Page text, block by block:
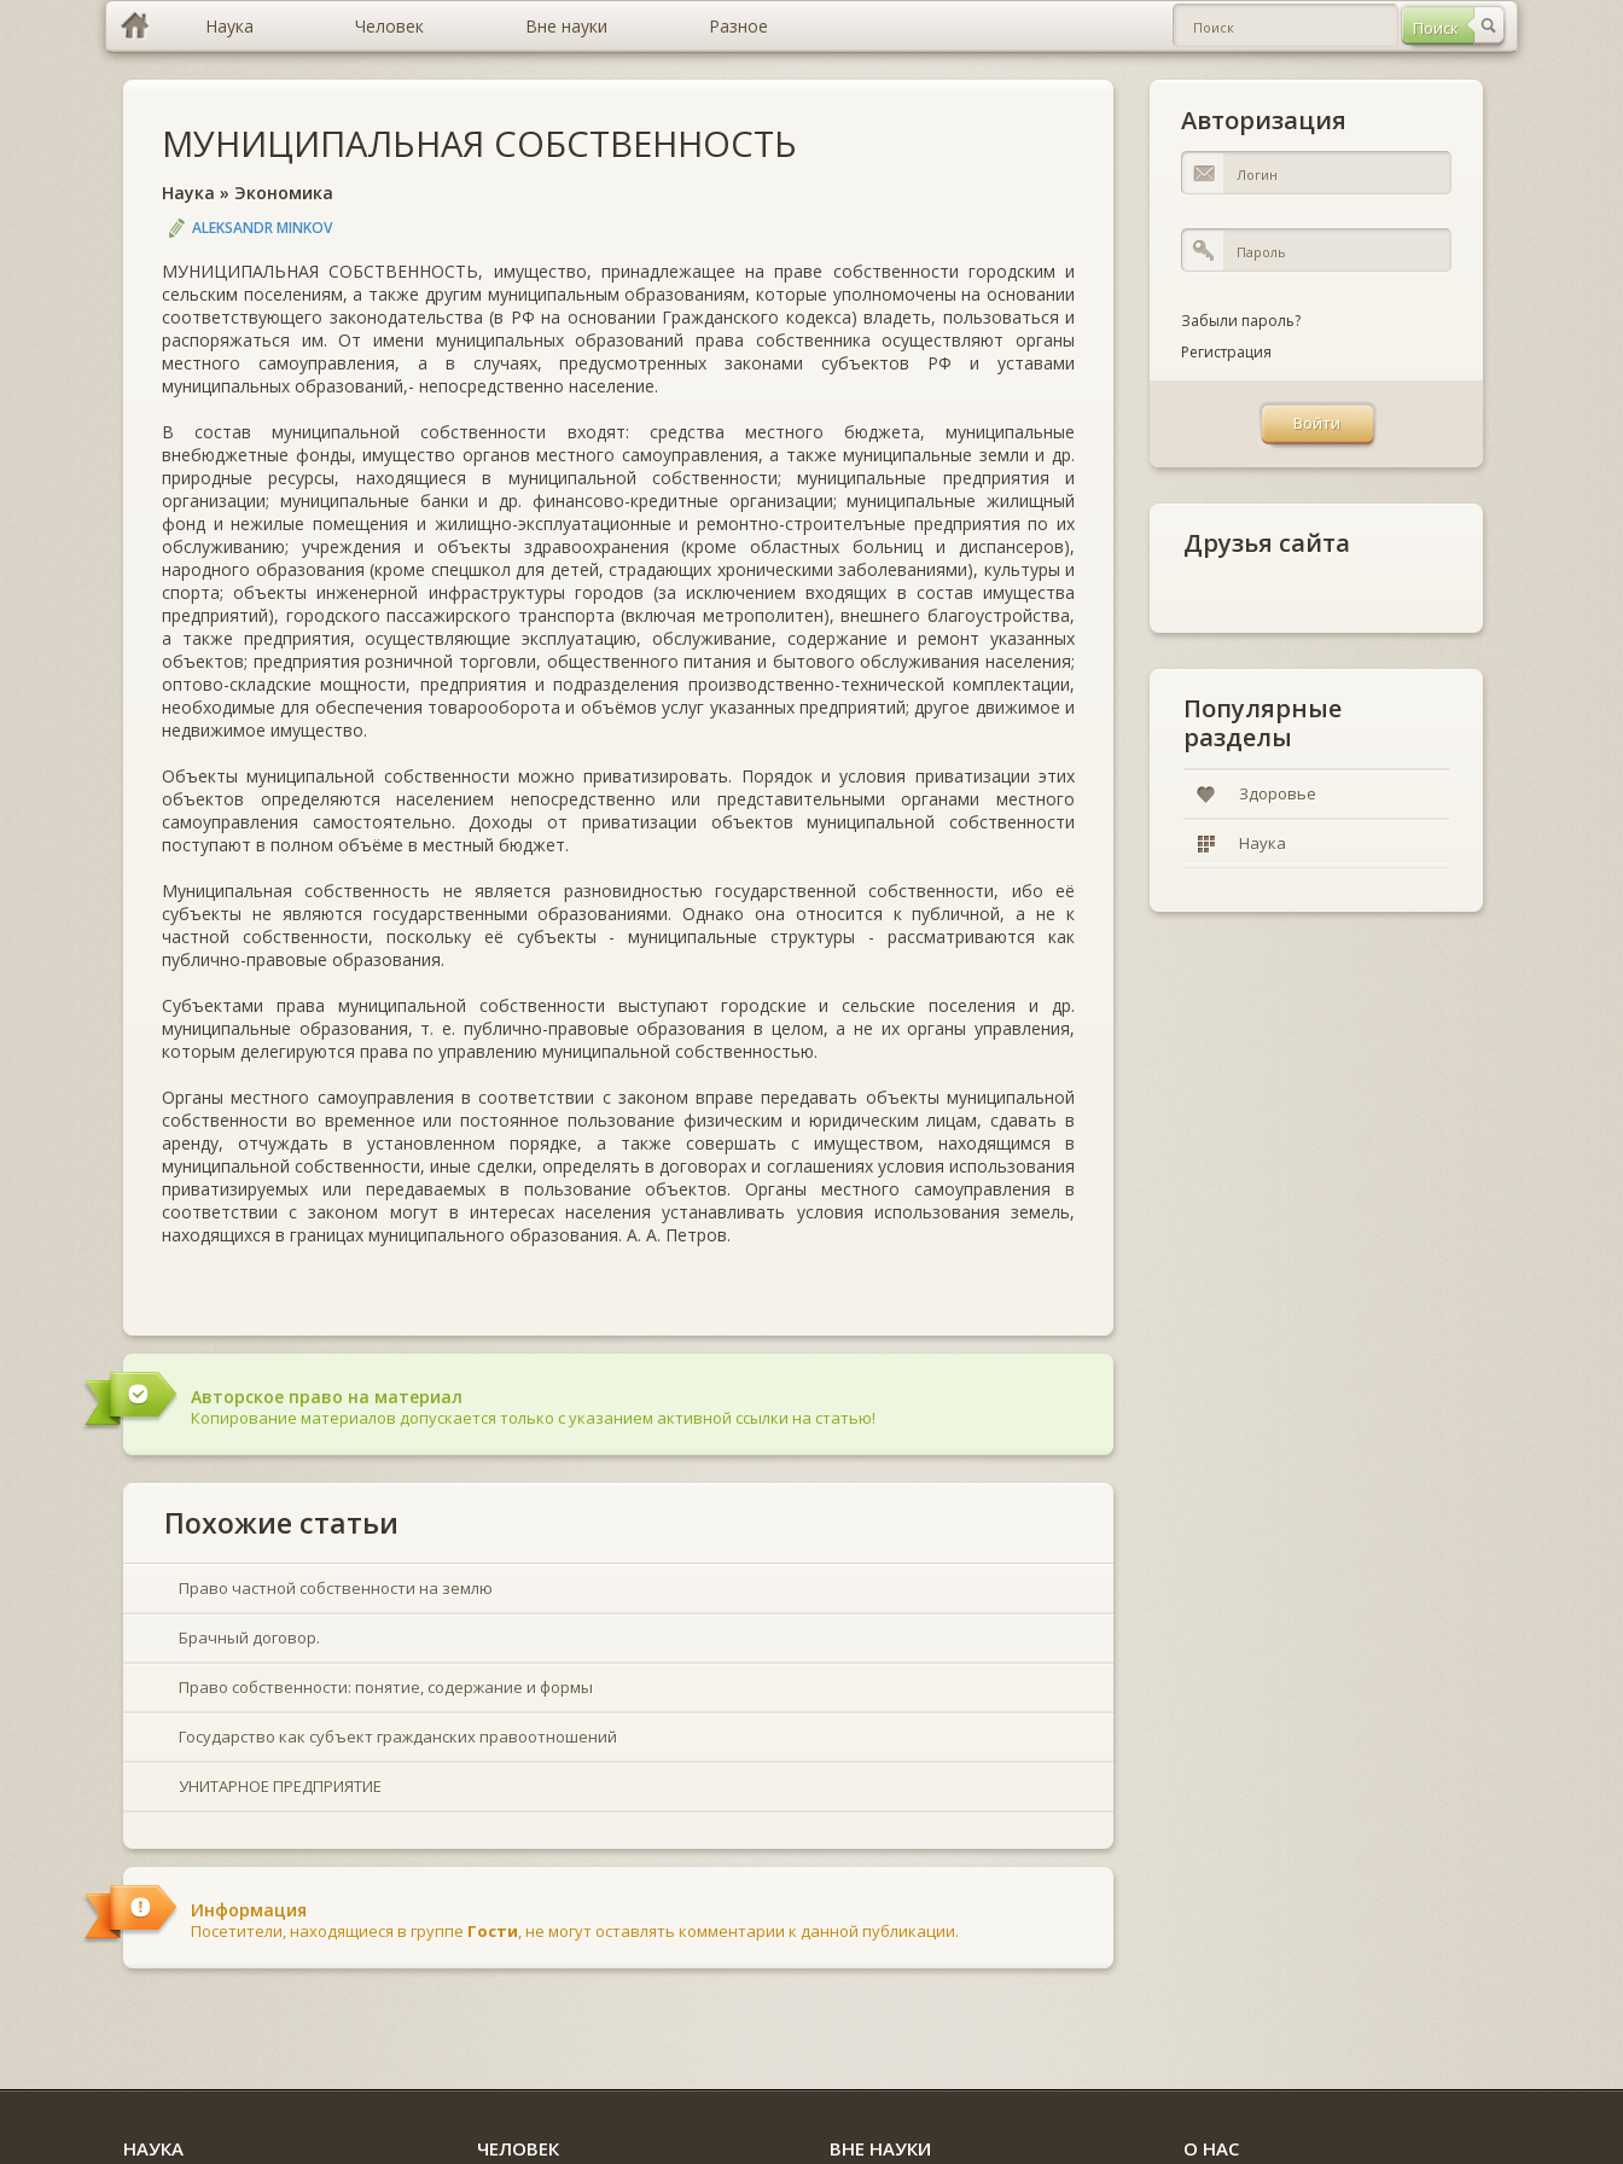
Наука Человек Вне науки Разное
МУНИЦИПАЛЬНАЯ СОБСТВЕННОСТЬ
Наука » Экономика
ALEKSANDR MINKOV
МУНИЦИПАЛЬНАЯ СОБСТВЕННОСТЬ, имущество, принадлежащее на праве собственности городским и
сельским поселениям, а также другим муниципальным образованиям, которые уполномочены на основании
соответствующего законодательства (в РФ на основании Гражданского кодекса) владеть, пользоваться и
распоряжаться им. От имени муниципальных образований права собственника осуществляют органы
местного самоуправления, а в случаях, предусмотренных законами субъектов РФ и уставами
муниципальных образований,- непосредственно население.
В состав муниципальной собственности входят: средства местного бюджета, муниципальные
внебюджетные фонды, имущество органов местного самоуправления, а также муниципальные земли и др.
природные ресурсы, находящиеся в муниципальной собственности; муниципальные предприятия и
организации; муниципальные банки и др. финансово-кредитные организации; муниципальные жилищный
фонд и нежилые помещения и жилищно-эксплуатационные и ремонтно-строителъные предприятия по их
обслуживанию; учреждения и объекты здравоохранения (кроме областных больниц и диспансеров),
народного образования (кроме спецшкол для детей, страдающих хроническими заболеваниями), культуры и
спорта; объекты инженерной инфраструктуры городов (за исключением входящих в состав имущества
предприятий), городского пассажирского транспорта (включая метрополитен), внешнего благоустройства,
а также предприятия, осуществляющие эксплуатацию, обслуживание, содержание и ремонт указанных
объектов; предприятия розничной торговли, общественного питания и бытового обслуживания населения;
оптово-складские мощности, предприятия и подразделения производственно-технической комплектации,
необходимые для обеспечения товарооборота и объёмов услуг указанных предприятий; другое движимое и
недвижимое имущество.
Объекты муниципальной собственности можно приватизировать. Порядок и условия приватизации этих
объектов определяются населением непосредственно или представительными органами местного
самоуправления самостоятельно. Доходы от приватизации объектов муниципальной собственности
поступают в полном объёме в местный бюджет.
Муниципальная собственность не является разновидностью государственной собственности, ибо её
субъекты не являются государственными образованиями. Однако она относится к публичной, а не к
частной собственности, поскольку её субъекты - муниципальные структуры - рассматриваются как
публично-правовые образования.
Субъектами права муниципальной собственности выступают городские и сельские поселения и др.
муниципальные образования, т. е. публично-правовые образования в целом, а не их органы управления,
которым делегируются права по управлению муниципальной собственностью.
Органы местного самоуправления в соответствии с законом вправе передавать объекты муниципальной
собственности во временное или постоянное пользование физическим и юридическим лицам, сдавать в
аренду, отчуждать в установленном порядке, а также совершать с имуществом, находящимся в
муниципальной собственности, иные сделки, определять в договорах и соглашениях условия использования
приватизируемых или передаваемых в пользование объектов. Органы местного самоуправления в
соответствии с законом могут в интересах населения устанавливать условия использования земель,
находящихся в границах муниципального образования. А. А. Петров.
Авторское право на материал
Копирование материалов допускается только с указанием активной ссылки на статью!
Похожие статьи
Право частной собственности на землю
Брачный договор.
Право собственности: понятие, содержание и формы
Государство как субъект гражданских правоотношений
УНИТАРНОЕ ПРЕДПРИЯТИЕ
Информация
Посетители, находящиеся в группе Гости, не могут оставлять комментарии к данной публикации.
Авторизация
Забыли пароль?
Регистрация
Друзья сайта
Популярные
разделы
Здоровье
Наука
НАУКА ЧЕЛОВЕК ВНЕ НАУКИ О НАС